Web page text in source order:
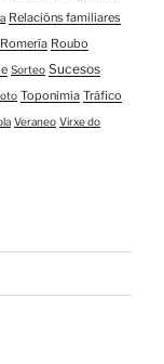
Relacións familiares
Romería Roubo
Sorteo Sucesos
Toponimia Tráfico
Veraneo Virxe do